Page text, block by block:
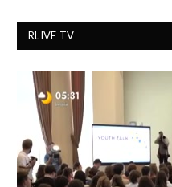
RLIVE TV